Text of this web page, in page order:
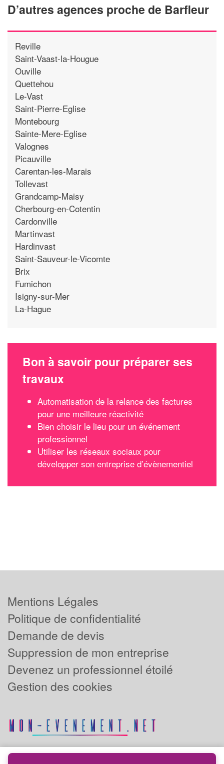
D’autres agences proche de Barfleur
Reville
Saint-Vaast-la-Hougue
Ouville
Quettehou
Le-Vast
Saint-Pierre-Eglise
Montebourg
Sainte-Mere-Eglise
Valognes
Picauville
Carentan-les-Marais
Tollevast
Grandcamp-Maisy
Cherbourg-en-Cotentin
Cardonville
Martinvast
Hardinvast
Saint-Sauveur-le-Vicomte
Brix
Fumichon
Isigny-sur-Mer
La-Hague
Bon à savoir pour préparer ses
travaux
Automatisation de la relance des factures
pour une meilleure réactivité
Bien choisir le lieu pour un événement
professionnel
Utiliser les réseaux sociaux pour
développer son entreprise d’évènementiel
Mentions Légales
Politique de confidentialité
Demande de devis
Suppression de mon entreprise
Devenez un professionnel étoilé
Gestion des cookies